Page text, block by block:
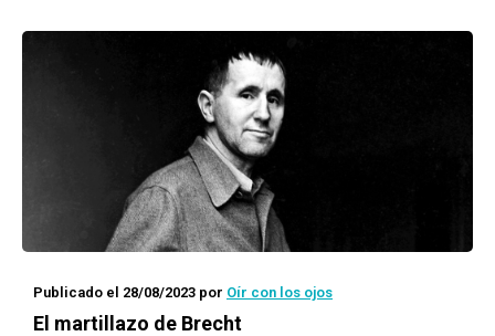
Publicado el 28/08/2023 por Oír con los ojos
El martillazo de Brecht